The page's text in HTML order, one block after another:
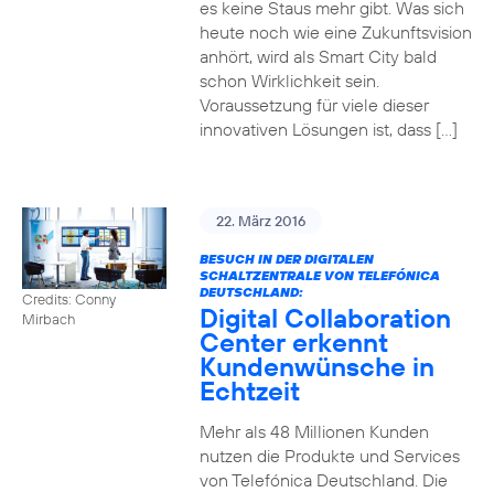
es keine Staus mehr gibt. Was sich
heute noch wie eine Zukunftsvision
anhört, wird als Smart City bald
schon Wirklichkeit sein.
Voraussetzung für viele dieser
innovativen Lösungen ist, dass […]
Credits: Conny
Mirbach
22. März 2016
BESUCH IN DER DIGITALEN
SCHALTZENTRALE VON TELEFÓNICA
DEUTSCHLAND:
Digital Collaboration
Center erkennt
Kundenwünsche in
Echtzeit
Mehr als 48 Millionen Kunden
nutzen die Produkte und Services
von Telefónica Deutschland. Die